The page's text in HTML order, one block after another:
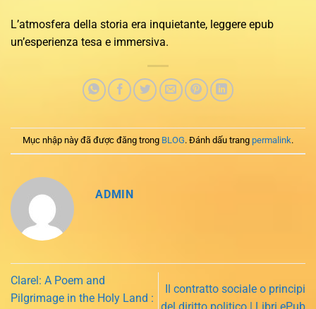
L’atmosfera della storia era inquietante, leggere epub
un’esperienza tesa e immersiva.
Mục nhập này đã được đăng trong BLOG. Đánh dấu trang permalink.
ADMIN
Clarel: A Poem and
Pilgrimage in the Holy Land :
Il contratto sociale o principi